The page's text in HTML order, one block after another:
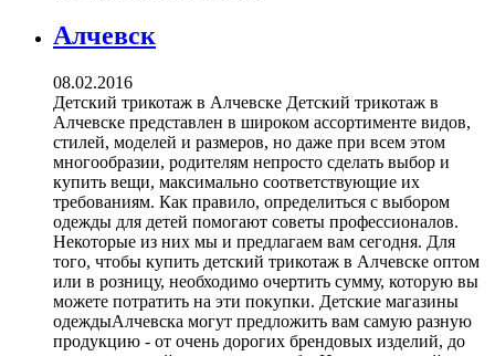
Алчевск
08.02.2016
Детский трикотаж в Алчевске Детский трикотаж в
Алчевске представлен в широком ассортименте видов,
стилей, моделей и размеров, но даже при всем этом
многообразии, родителям непросто сделать выбор и
купить вещи, максимально соответствующие их
требованиям. Как правило, определиться с выбором
одежды для детей помогают советы профессионалов.
Некоторые из них мы и предлагаем вам сегодня. Для
того, чтобы купить детский трикотаж в Алчевске оптом
или в розницу, необходимо очертить сумму, которую вы
можете потратить на эти покупки. Детские магазины
одеждыАлчевска могут предложить вам самую разную
продукцию - от очень дорогих брендовых изделий, до